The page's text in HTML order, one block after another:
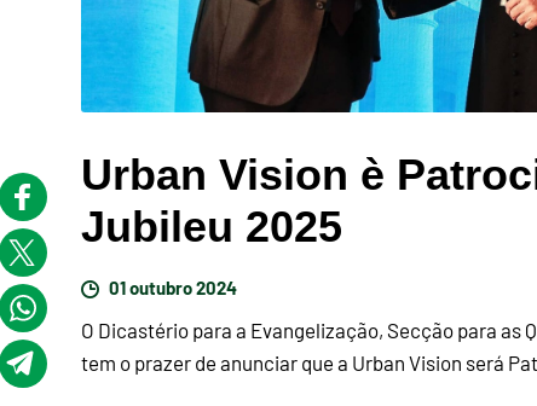
Urban Vision è
Jubileu 2025
01 outubro 2024
O Dicastério para a Evangelização, Secção para as
tem o prazer de anunciar que a Urban Vision será